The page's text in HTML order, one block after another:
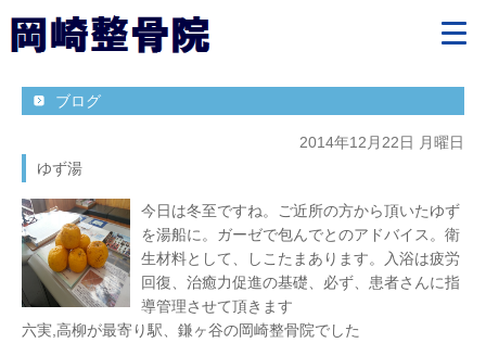
ブログ
2014年12月22日 月曜日
ゆず湯
今日は冬至ですね。ご近所の方から頂いたゆず
を湯船に。ガーゼで包んでとのアドバイス。衛
生材料として、しこたまあります。入浴は疲労
回復、治癒力促進の基礎、必ず、患者さんに指
導管理させて頂きます
六実,高柳が最寄り駅、鎌ヶ谷の岡崎整骨院でした